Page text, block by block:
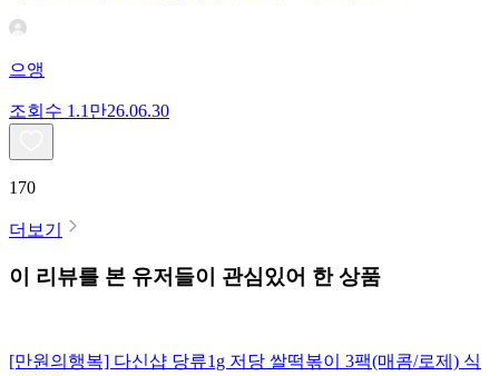
으앵
조회수 1.1만26.06.30
170
더보기
이 리뷰를 본 유저들이 관심있어 한 상품
[만원의행복] 다신샵 당류1g 저당 쌀떡볶이 3팩(매콤/로제) 식